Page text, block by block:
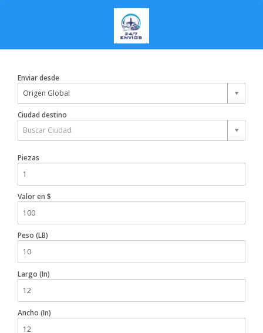
Enviar desde
Origen Global
Ciudad destino
Buscar Ciudad
Piezas
Valor en $
Peso (LB)
Largo (In)
Ancho (In)